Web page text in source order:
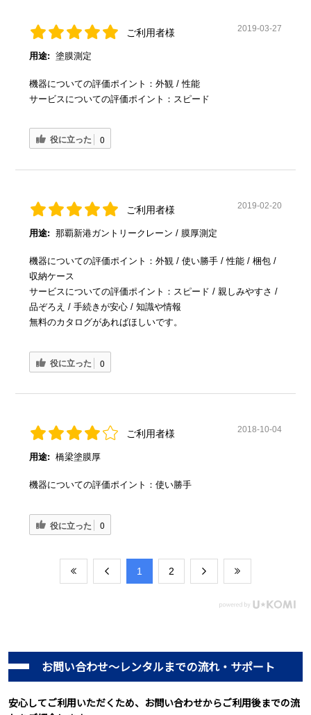
ご利用者様 2019-03-27
用途: 塗膜測定
機器についての評価ポイント：外観 / 性能
サービスについての評価ポイント：スピード
役に立った 0
ご利用者様 2019-02-20
用途: 那覇新港ガントリークレーン / 膜厚測定
機器についての評価ポイント：外観 / 使い勝手 / 性能 / 梱包 /
収納ケース
サービスについての評価ポイント：スピード / 親しみやすさ /
品ぞろえ / 手続きが安心 / 知識や情報
無料のカタログがあればほしいです。
役に立った 0
ご利用者様 2018-10-04
用途: 橋梁塗膜厚
機器についての評価ポイント：使い勝手
役に立った 0
​1 ​2
お問い合わせ～レンタルまでの流れ・サポート
安心してご利用いただくため、お問い合わせからご利用後までの流